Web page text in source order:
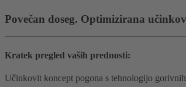
Povečan doseg. Optimizirana
Kratek pregled vaših prednosti:
Učinkovit koncept pogona s tehnologijo